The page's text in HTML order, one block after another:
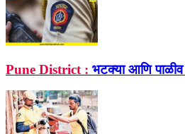
Pune District : भटक्या आणि